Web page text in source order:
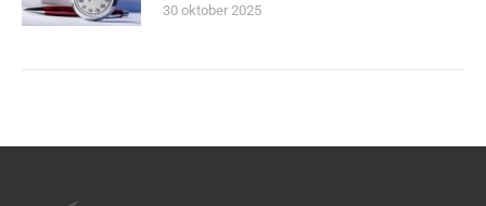
30 oktober 2025